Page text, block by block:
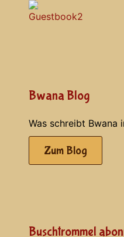
Bwana Blog
Was schreibt Bwana
Zum Blog
Buschtrommel